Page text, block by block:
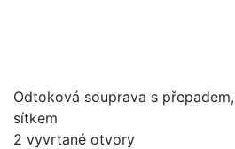
Odtoková souprava s
sítkem
2 vyvrtané otvory